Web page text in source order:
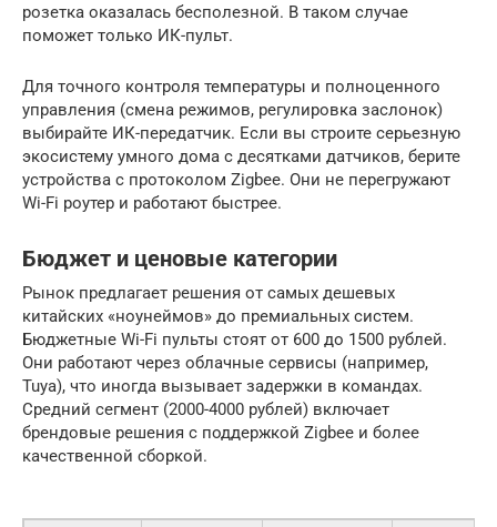
розетка оказалась бесполезной. В таком случае
поможет только ИК-пульт.
Для точного контроля температуры и полноценного
управления (смена режимов, регулировка заслонок)
выбирайте ИК-передатчик. Если вы строите серьезную
экосистему умного дома с десятками датчиков, берите
устройства с протоколом Zigbee. Они не перегружают
Wi-Fi роутер и работают быстрее.
Бюджет и ценовые категории
Рынок предлагает решения от самых дешевых
китайских «ноунеймов» до премиальных систем.
Бюджетные Wi-Fi пульты стоят от 600 до 1500 рублей.
Они работают через облачные сервисы (например,
Tuya), что иногда вызывает задержки в командах.
Средний сегмент (2000-4000 рублей) включает
брендовые решения с поддержкой Zigbee и более
качественной сборкой.